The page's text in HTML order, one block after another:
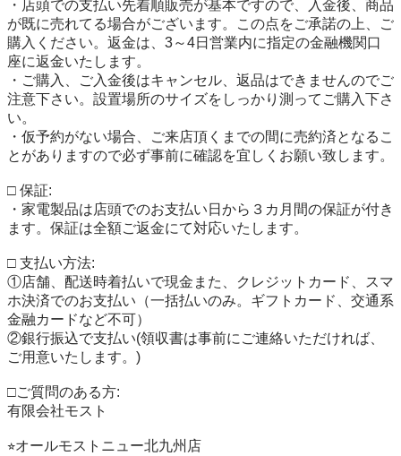
・店頭での支払い先着順販売が基本ですので、入金後、商品
が既に売れてる場合がございます。この点をご承諾の上、ご
購入ください。返金は、3～4日営業内に指定の金融機関口
座に返金いたします。
・ご購入、ご入金後はキャンセル、返品はできませんのでご
注意下さい。設置場所のサイズをしっかり測ってご購入下さ
い。
・仮予約がない場合、ご来店頂くまでの間に売約済となるこ
とがありますので必ず事前に確認を宜しくお願い致します。
□ 保証:
・家電製品は店頭でのお支払い日から３カ月間の保証が付き
ます。保証は全額ご返金にて対応いたします。
□ 支払い方法:
①店舗、配送時着払いで現金また、クレジットカード、スマ
ホ決済でのお支払い（一括払いのみ。ギフトカード、交通系
金融カードなど不可）
②銀行振込で支払い(領収書は事前にご連絡いただければ、
ご用意いたします。)
□ご質問のある方:
有限会社モスト
⭐︎オールモストニュー北九州店